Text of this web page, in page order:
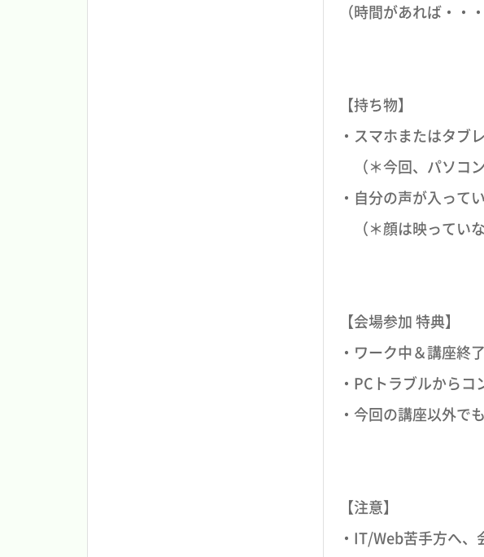
（時間があれば・・・
【持ち物】
・スマホまたはタブ
（＊今回、パソコ
・自分の声が入って
（＊顔は映っていな
【会場参加 特典】
・ワーク中＆講座終
・PCトラブルからコ
・今回の講座以外で
【注意】
・IT/Web苦手方へ